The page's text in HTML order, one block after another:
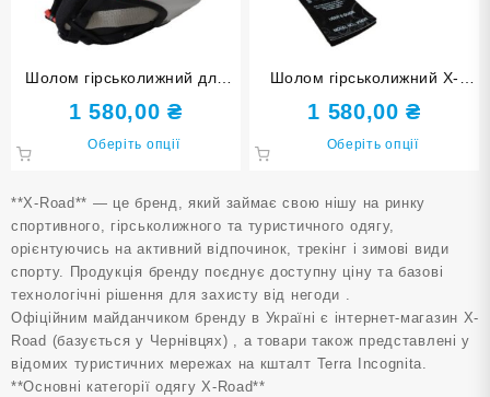
**X-Road** — це бренд, який займає свою нішу на ринку
спортивного, гірськолижного та туристичного одягу,
орієнтуючись на активний відпочинок, трекінг і зимові види
спорту. Продукція бренду поєднує доступну ціну та базові
технологічні рішення для захисту від негоди .
Офіційним майданчиком бренду в Україні є інтернет-магазин X-
Road (базується у Чернівцях) , а товари також представлені у
відомих туристичних мережах на кшталт Terra Incognita.
**Основні категорії одягу X-Road**
Шолом гірськолижний для
сноуборду X-Road 670 white
1 580,00₴
Оберіть опції
кілька
варіантів.
Параметри
можна
вибрати
на
сторінці
товару
Шолом гірськолижний X-
Road 670
1 580,00₴
Оберіть опції
можна
на
сторінці